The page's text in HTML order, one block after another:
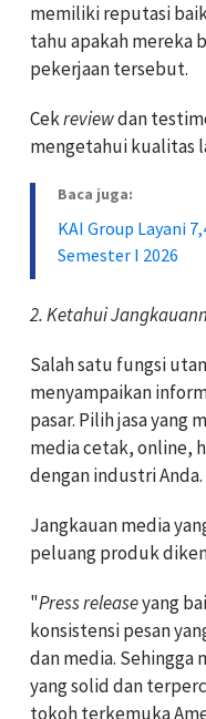
memiliki reputasi
tahu apakah mereka
pekerjaan tersebut.
Cekreviewdan
mengetahui kualitas
Baca juga:
KAI Group Layani
Semester I 2026
2. Ketahui
Salah satu fungsi
menyampaikan
pasar. Pilih jasa yang
media cetak, online,
dengan industri Anda.
Jangkauan media
peluang produk
"Press releaseyang
konsistensi pesan
dan media. Sehingga
yang solid dan
tokoh terkemuka